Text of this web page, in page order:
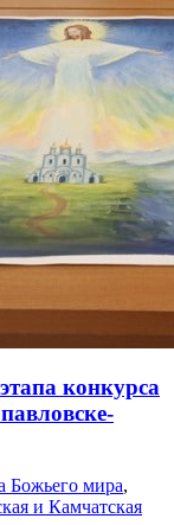
конкурса
Божьего мира,
и Камчатская